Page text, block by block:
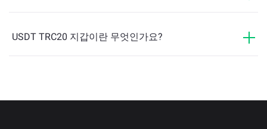
USDT TRC20 지갑이란 무엇인가요?